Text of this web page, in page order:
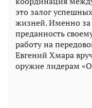
это залог
жизней. Именно
преданность
работу на
Евгений Хмара
оружие лидерам